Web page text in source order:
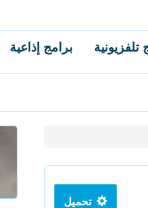
تلفزيونية برامج إذاعية
تحميل